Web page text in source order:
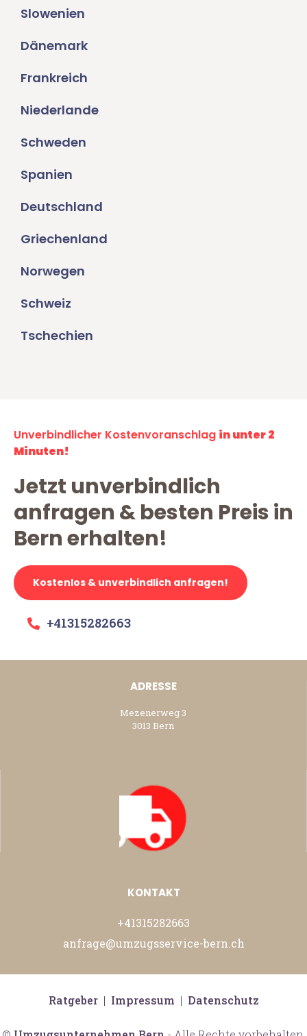
Slowenien
Dänemark
Frankreich
Niederlande
Schweden
Spanien
Deutschland
Griechenland
Norwegen
Schweiz
Tschechien
Unverbindlicher Kostenvoranschlag in unter 2
Minuten!
Jetzt unverbindlich
anfragen & besten Preis in
Bern erhalten!
Kostenlos & unverbindlich anfragen!
+41315282663
ADRESSE
Mezenerweg 3
3013 Bern
KONTAKT
+41315282663
anfrage@umzugsservice-bern.ch
Ratgeber| Impressum | Datenschutz